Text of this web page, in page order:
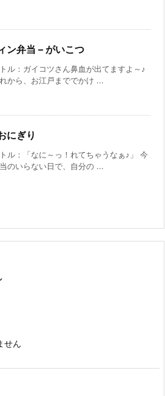
ン弁当 – がいこつ
ル：ガイコツさん鼻血が出てますよ～♪
から、お江戸まででかけ ...
にぎり
ル：「なに～っ！れてちゃうなぁ♪」 今
のいらない日で、自分の ...
せん